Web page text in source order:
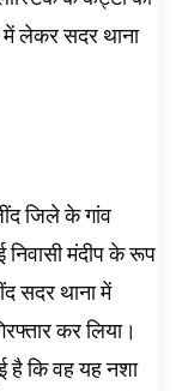
में लेकर सदर थाना
जिले के गांव
निवासी मंदीप के रूप
सदर थाना में
कर लिया।
है कि वह यह नशा